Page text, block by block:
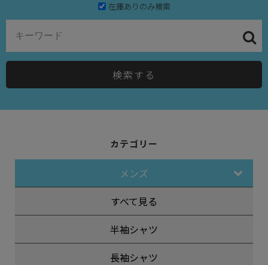
在庫ありのみ検索
検索する
カテゴリー
メンズ
すべて見る
半袖シャツ
長袖シャツ